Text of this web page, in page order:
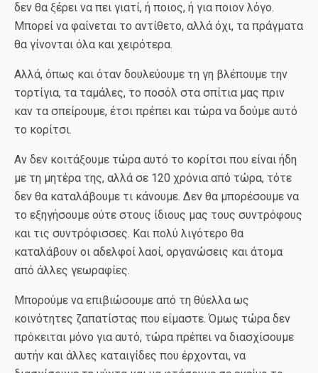
δεν θα ξέρει να πει γιατί, ή ποιος, ή για ποιον λόγο.
Μπορεί να φαίνεται το αντίθετο, αλλά όχι, τα πράγματα
θα γίνονται όλα και χειρότερα.
Αλλά, όπως και όταν δουλεύουμε τη γη βλέπουμε την
τορτίγια, τα ταμάλες, το ποσόλ στα σπίτια μας πριν
καν τα σπείρουμε, έτσι πρέπει και τώρα να δούμε αυτό
το κορίτσι.
Αν δεν κοιτάξουμε τώρα αυτό το κορίτσι που είναι ήδη
με τη μητέρα της, αλλά σε 120 χρόνια από τώρα, τότε
δεν θα καταλάβουμε τι κάνουμε. Δεν θα μπορέσουμε να
το εξηγήσουμε ούτε στους ίδιους μας τους συντρόφους
και τις συντρόφισσες. Και πολύ λιγότερο θα
καταλάβουν οι αδελφοί λαοί, οργανώσεις και άτομα
από άλλες γεωραφίες.
Μπορούμε να επιβιώσουμε από τη θύελλα ως
κοινότητες ζαπατίστας που είμαστε. Όμως τώρα δεν
πρόκειται μόνο για αυτό, τώρα πρέπει να διασχίσουμε
αυτήν και άλλες καταιγίδες που έρχονται, να